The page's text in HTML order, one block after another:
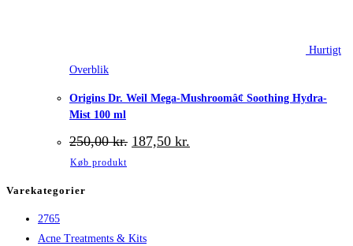
Hurtigt
Overblik
Origins Dr. Weil Mega-Mushroomâ¢ Soothing Hydra-
Mist 100 ml
250,00kr. Den
oprindelige
187,50 kr.
aktuelle
Køb produkt
Varekategorier
2765
Acne Treatments & Kits